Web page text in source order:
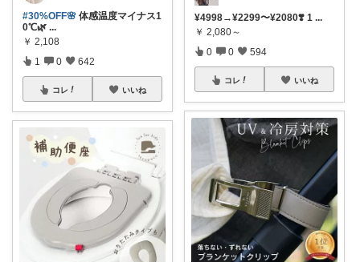
#30%OFF🌸 体感温度マイナス1
0℃🌿 ...
￥ 2,108
1 0 642
コレ いいね
¥4998→¥2299〜¥2080❣️ 1 ...
￥ 2,080～
0 0 594
コレ いいね